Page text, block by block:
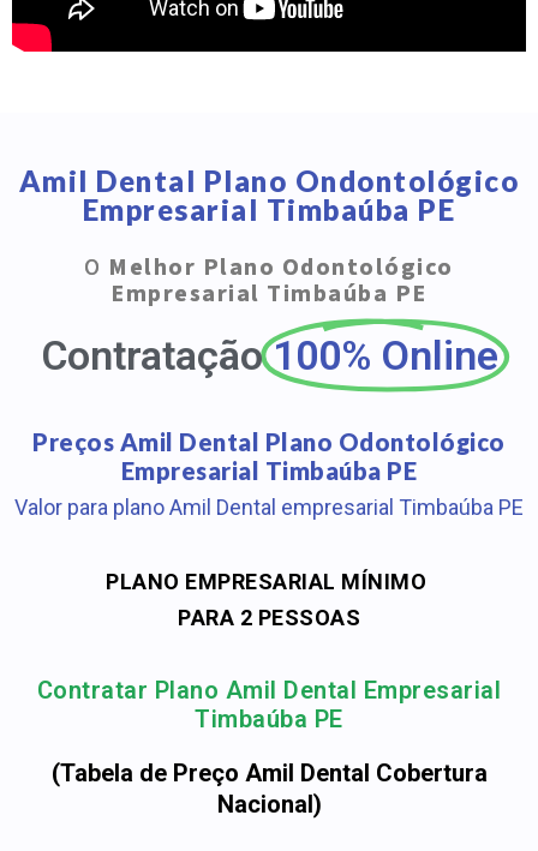
Amil Dental Plano Ondontológico
Empresarial Timbaúba PE
O Melhor Plano Odontológico
Empresarial Timbaúba PE
Contratação 100% Online
Preços Amil Dental Plano Odontológico
Empresarial Timbaúba PE
Valor para plano Amil Dental empresarial Timbaúba PE
PLANO EMPRESARIAL MÍNIMO
PARA 2 PESSOAS
Contratar Plano Amil Dental Empresarial
Timbaúba PE
(Tabela de Preço Amil Dental Cobertura
Nacional)